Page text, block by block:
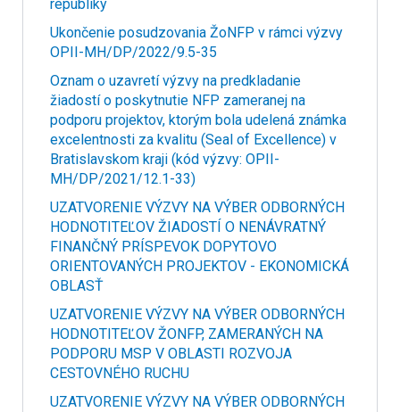
republiky
Ukončenie posudzovania ŽoNFP v rámci výzvy
OPII-MH/DP/2022/9.5-35
Oznam o uzavretí výzvy na predkladanie
žiadostí o poskytnutie NFP zameranej na
podporu projektov, ktorým bola udelená známka
excelentnosti za kvalitu (Seal of Excellence) v
Bratislavskom kraji (kód výzvy: OPII-
MH/DP/2021/12.1-33)
UZATVORENIE VÝZVY NA VÝBER ODBORNÝCH
HODNOTITEĽOV ŽIADOSTÍ O NENÁVRATNÝ
FINANČNÝ PRÍSPEVOK DOPYTOVO
ORIENTOVANÝCH PROJEKTOV - EKONOMICKÁ
OBLASŤ
UZATVORENIE VÝZVY NA VÝBER ODBORNÝCH
HODNOTITEĽOV ŽONFP, ZAMERANÝCH NA
PODPORU MSP V OBLASTI ROZVOJA
CESTOVNÉHO RUCHU
UZATVORENIE VÝZVY NA VÝBER ODBORNÝCH